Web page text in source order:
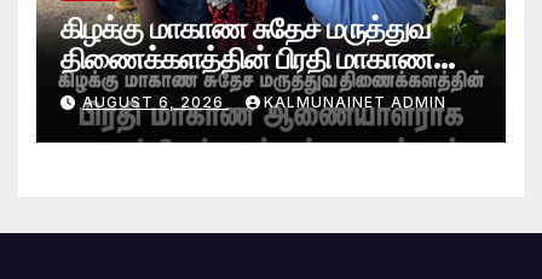
கிழக்கு மாகாண சுதேச மருத்துவ
திணைக்களத்தின் பிரதி மாகாண
ஆணையாளராக வைத்தியர் அன்டன்
அனஸ்டீன் கடமையேற்பு!
AUGUST 6, 2026 KALMUNAINET ADMIN